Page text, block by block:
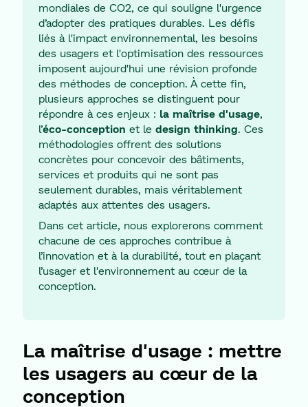
mondiales de CO2, ce qui souligne l'urgence
d’adopter des pratiques durables. Les défis
liés à l'impact environnemental, les besoins
des usagers et l'optimisation des ressources
imposent aujourd'hui une révision profonde
des méthodes de conception. À cette fin,
plusieurs approches se distinguent pour
répondre à ces enjeux : la maîtrise d'usage,
l’éco-conception et ledesign thinking. Ces
méthodologies offrent des solutions
concrètes pour concevoir des bâtiments,
services et produits qui ne sont pas
seulement durables, mais véritablement
adaptés aux attentes des usagers.
Dans cet article, nous explorerons comment
chacune de ces approches contribue à
l’innovation et à la durabilité, tout en plaçant
l’usager et l'environnement au cœur de la
conception.
La maîtrise d'usage : mettre
les usagers au cœur de la
conception